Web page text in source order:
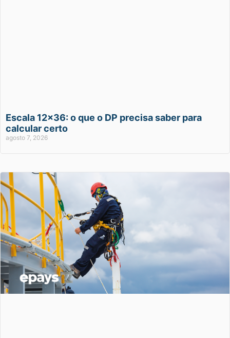
Escala 12×36: o que o DP precisa saber para
calcular certo
agosto 7, 2026